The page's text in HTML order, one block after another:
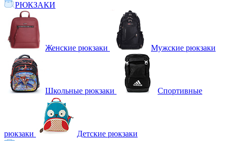
РЮКЗАКИ
Женские рюкзаки Мужские рюкзаки
Школьные рюкзаки Спортивные
рюкзаки
Детские рюкзаки